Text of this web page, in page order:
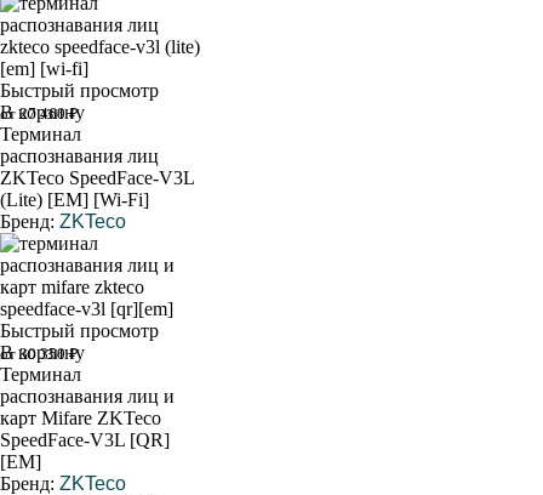
Быстрый просмотр
В корзину
от 27 460 ₽
Терминал
распознавания лиц
ZKTeco SpeedFace-V3L
(Lite) [EM] [Wi-Fi]
Бренд: ZKTeco
Быстрый просмотр
В корзину
от 30 350 ₽
Терминал
распознавания лиц и
карт Mifare ZKTeco
SpeedFace-V3L [QR]
[EM]
Бренд: ZKTeco